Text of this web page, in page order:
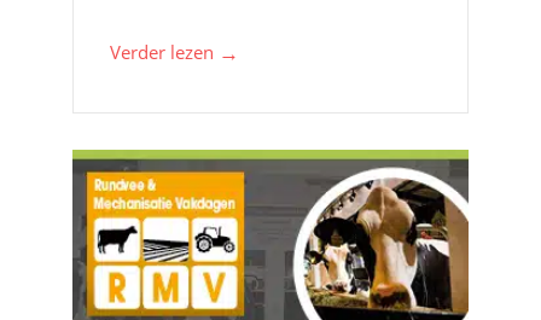
Verder lezen →